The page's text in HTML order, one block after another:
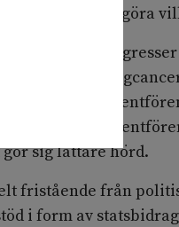
bor ska inte avgöra
m.m.
av
bl.a.
sig lättare hörd.
fristående från
i form av